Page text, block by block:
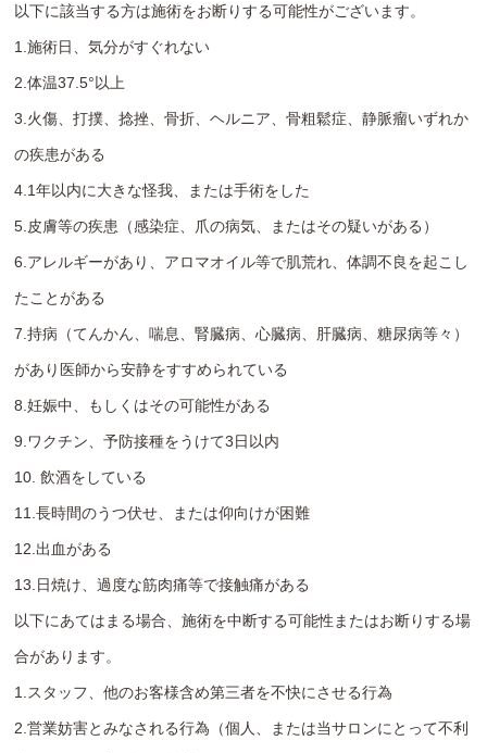
以下に該当する方は施術をお断りする可能性がございます。
1.施術日、気分がすぐれない
2.体温37.5°以上
3.火傷、打撲、捻挫、骨折、ヘルニア、骨粗鬆症、静脈瘤いずれか
の疾患がある
4.1年以内に大きな怪我、または手術をした
5.皮膚等の疾患（感染症、爪の病気、またはその疑いがある）
6.アレルギーがあり、アロマオイル等で肌荒れ、体調不良を起こし
たことがある
7.持病（てんかん、喘息、腎臓病、心臓病、肝臓病、糖尿病等々）
があり医師から安静をすすめられている
8.妊娠中、もしくはその可能性がある
9.ワクチン、予防接種をうけて3日以内
10. 飲酒をしている
11.長時間のうつ伏せ、または仰向けが困難
12.出血がある
13.日焼け、過度な筋肉痛等で接触痛がある
以下にあてはまる場合、施術を中断する可能性またはお断りする場
合があります。
1.スタッフ、他のお客様含め第三者を不快にさせる行為
2.営業妨害とみなされる行為（個人、または当サロンにとって不利